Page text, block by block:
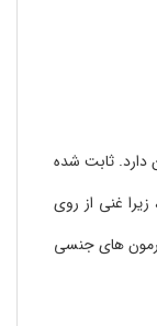
دارد. ثابت شده
غنی از روی
های جنسی